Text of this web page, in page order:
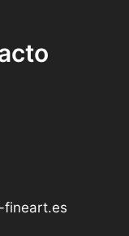
fineart.es